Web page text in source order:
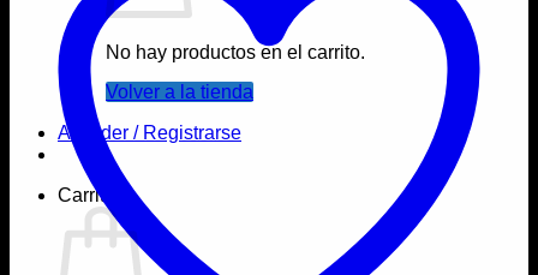
No hay productos en el carrito.
Volver a la tienda
Acceder / Registrarse
Carrito